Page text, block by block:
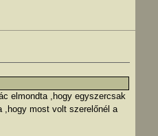
elmondta ,hogy egyszercsak
,hogy most volt szerelőnél a